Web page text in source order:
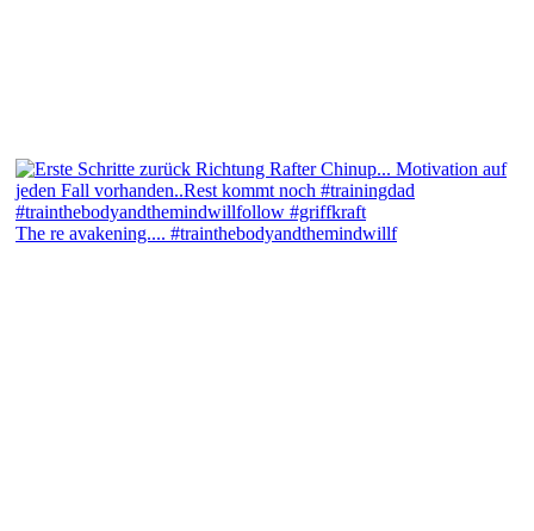
The re avakening.... #trainthebodyandthemindwillf